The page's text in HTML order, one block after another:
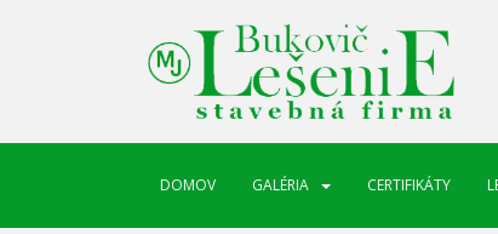
DOMOV GALÉRIA CERTIFIKÁTY